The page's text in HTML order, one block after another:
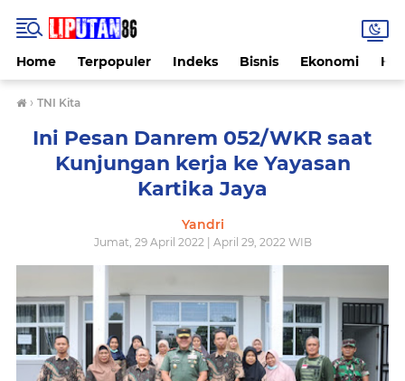
Home Terpopuler Indeks Bisnis Ekonomi
› TNI Kita
Ini Pesan Danrem 052/WKR saat
Kunjungan kerja ke Yayasan
Kartika Jaya
Yandri
Jumat, 29 April 2022 | April 29, 2022 WIB